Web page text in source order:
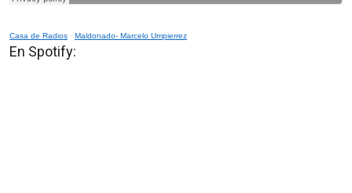
Casa de Radios · Maldonado- Marcelo Umpierrez
En Spotify: